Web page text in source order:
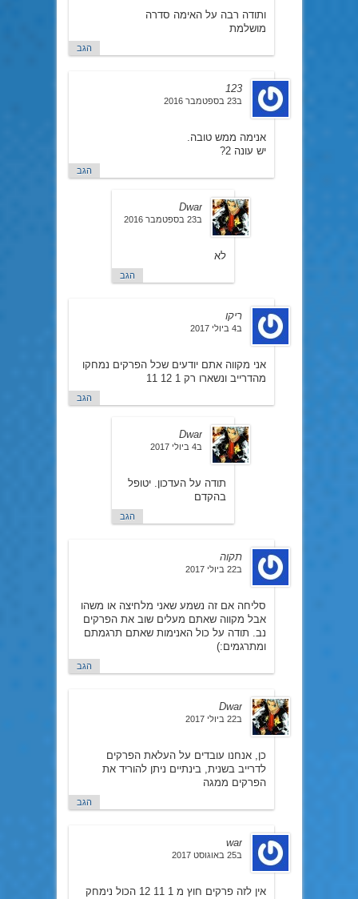
ותודה רבה על האימה סדרה
מושלמת
הגב
123
ב23 בספטמבר 2016
אנימה ממש טובה.
יש עונה 2?
הגב
Dwar
ב23 בספטמבר 2016
לא
הגב
ריקו
ב4 ביולי 2017
אני מקווה אתם יודעים שכל הפרקים נמחקו
מהדרייב ונשארו רק 1 12 11
הגב
Dwar
ב4 ביולי 2017
תודה על העדכון. יטופל
בהקדם
הגב
תקוה
ב22 ביולי 2017
סליחה אם זה נשמע שאני מלחיצה או משהו
אבל מקווה שאתם מעלים שוב את הפרקים
נב. תודה על כול האנימות שאתם תרגמתם
ומתרגמים:)
הגב
Dwar
ב22 ביולי 2017
כן, אנחנו עובדים על העלאת הפרקים
לדרייב בשנית, בינתיים ניתן להוריד את
הפרקים ממגה
הגב
war
ב25 באוגוסט 2017
אין לזה פרקים חוץ מ 1 11 12 הכול נימחק